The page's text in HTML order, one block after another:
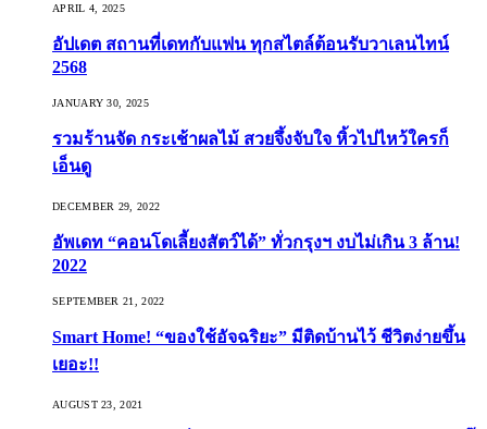
APRIL 4, 2025
อัปเดต สถานที่เดทกับแฟน ทุกสไตล์ต้อนรับวาเลนไทน์
2568
JANUARY 30, 2025
รวมร้านจัด กระเช้าผลไม้ สวยจึ้งจับใจ หิ้วไปไหว้ใครก็
เอ็นดู
DECEMBER 29, 2022
อัพเดท “คอนโดเลี้ยงสัตว์ได้” ทั่วกรุงฯ งบไม่เกิน 3 ล้าน!
2022
SEPTEMBER 21, 2022
Smart Home! “ของใช้อัจฉริยะ” มีติดบ้านไว้ ชีวิตง่ายขึ้น
เยอะ!!
AUGUST 23, 2021